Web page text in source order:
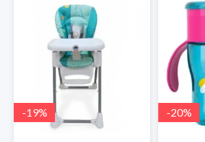
-19% -20%